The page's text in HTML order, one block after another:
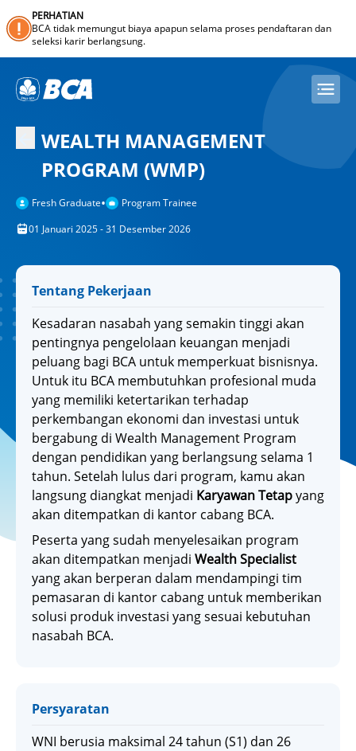
PERHATIAN
BCA tidak memungut biaya apapun selama proses pendaftaran dan
seleksi karir berlangsung.
WEALTH MANAGEMENT
PROGRAM (WMP)
Fresh Graduate•
Program Trainee
01 Januari 2025 - 31 Desember 2026
Tentang Pekerjaan
Kesadaran nasabah yang semakin tinggi akan
pentingnya pengelolaan keuangan menjadi
peluang bagi BCA untuk memperkuat bisnisnya.
Untuk itu BCA membutuhkan profesional muda
yang memiliki ketertarikan terhadap
perkembangan ekonomi dan investasi untuk
bergabung di Wealth Management Program
dengan pendidikan yang berlangsung selama 1
tahun. Setelah lulus dari program, kamu akan
langsung diangkat menjadi Karyawan Tetapyang
akan ditempatkan di kantor cabang BCA.
Peserta yang sudah menyelesaikan program
akan ditempatkan menjadi Wealth Specialist
yang akan berperan dalam mendampingi tim
pemasaran di kantor cabang untuk memberikan
solusi produk investasi yang sesuai kebutuhan
nasabah BCA.
Persyaratan
WNI berusia maksimal 24 tahun (S1) dan 26